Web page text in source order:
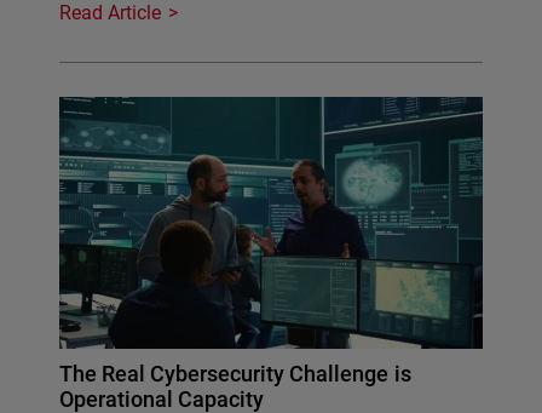
Read Article
The Real Cybersecurity Challenge is
Operational Capacity